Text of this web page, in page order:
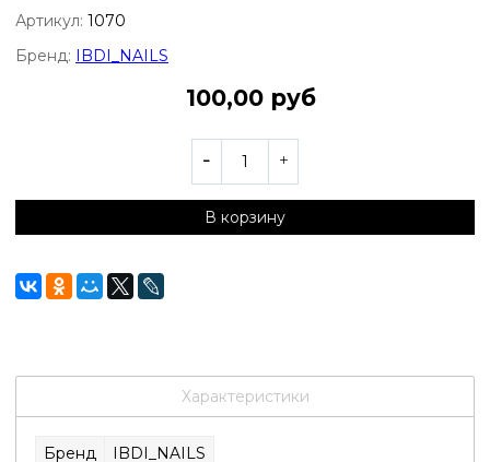
Артикул: 1070
Бренд:
IBDI_NAILS
100,00 руб
В корзину
Характеристики
Бренд IBDI_NAILS